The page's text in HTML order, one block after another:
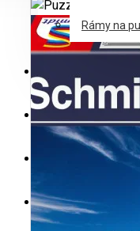
0 položek -
Váš
Rámy na
Výrobci
Výprodej
Akce